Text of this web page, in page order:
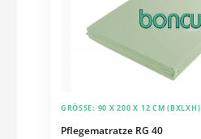
Pflegematratze RG 40
GRÖSSE: 90 X 200 X 12 CM (BXLXH)